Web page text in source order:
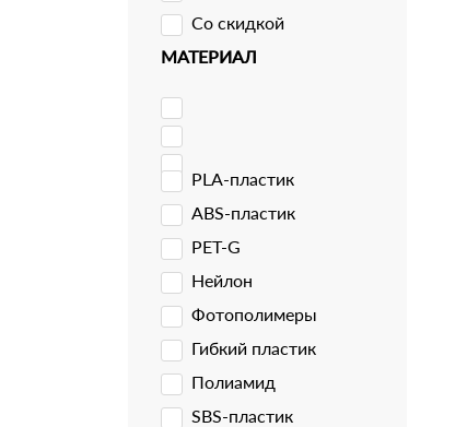
Со скидкой
МАТЕРИАЛ
PLA-пластик
ABS-пластик
PET-G
Нейлон
Фотополимеры
Гибкий пластик
Полиамид
SBS-пластик